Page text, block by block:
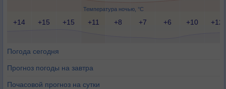
Температура ночью, °C
+14 +15 +15 +11 +8 +7 +6 +10 +12
Погода сегодня
Прогноз погоды на завтра
Почасовой прогноз на сутки